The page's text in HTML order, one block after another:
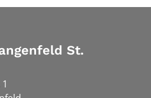
St.